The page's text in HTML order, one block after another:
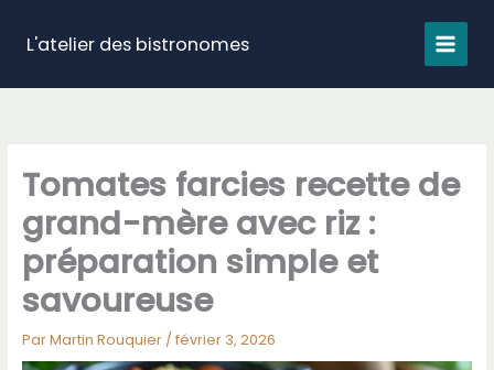
contenuL'atelier des bistronomes
Tomates farcies recette de
grand-mère avec riz :
préparation simple et
savoureuse
ParMartin Rouquier / février 3, 2026